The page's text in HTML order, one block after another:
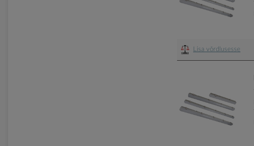
Lisa võrdlusesse